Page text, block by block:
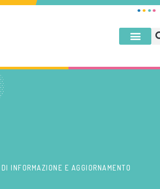
INFORMAZIONE E AGGIORNAMENTO